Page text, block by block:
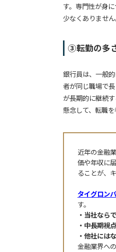
す。専門性が身
少なくありません
③転勤の多
銀行員は、一般
者が同じ職場で
が長期的に継続
懸念して、転職を
近年の金融
価や年収に
ることが、
タイグロン
す。
当社なら
中長期視
他社には
金融業界へ